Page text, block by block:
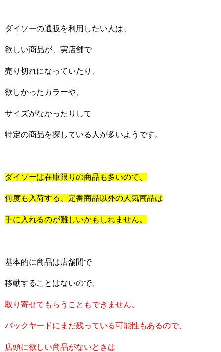
ダイソーの通販を利用したい人は、
欲しい商品が、実店舗で
売り切れになっていたり、
欲しかったカラーや、
サイズがなかったりして
特定の商品を探している人が多いようです。
ダイソーは在庫限りの商品も多いので、
何度も入荷する、定番商品以外の人気商品は
手に入れるのが難しいかもしれません。
基本的に商品は店舗間で
移動することはないので、
取り寄せてもらうこともできません。
バックヤードにまだ残っている可能性もあるので、
店頭に欲しい商品がないときは